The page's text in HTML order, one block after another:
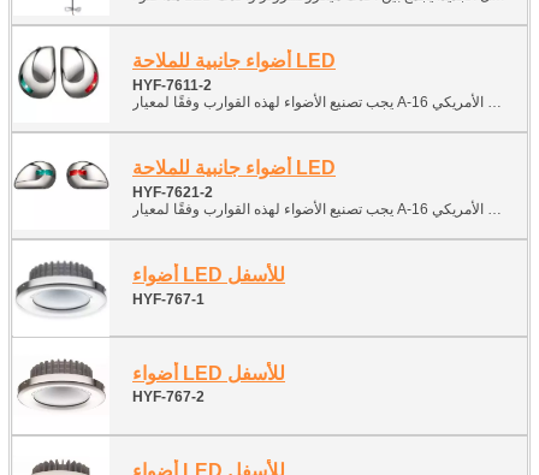
أضواء جانبية للملاحة LED
HYF-7611-2
أضواء جانبية للملاحة LED
HYF-7621-2
أضواء LED للأسفل
HYF-767-1
أضواء LED للأسفل
HYF-767-2